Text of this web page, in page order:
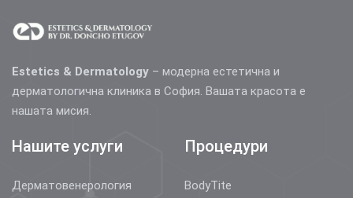
Estetics & Dermatology – модерна естетична и
дерматологична клиника в София. Вашата красота е
нашата мисия.
Нашите услуги
Дерматовенерология
Процедури
BodyTite